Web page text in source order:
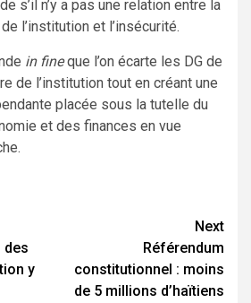
s’il n’y a pas une relation entre la
l’institution et l’insécurité.
in fineque l’on écarte les DG de
de l’institution tout en créant une
placée sous la tutelle du
et des finances en vue
des
y
Next
Référendum
constitutionnel : moins
de 5 millions d’haïtiens